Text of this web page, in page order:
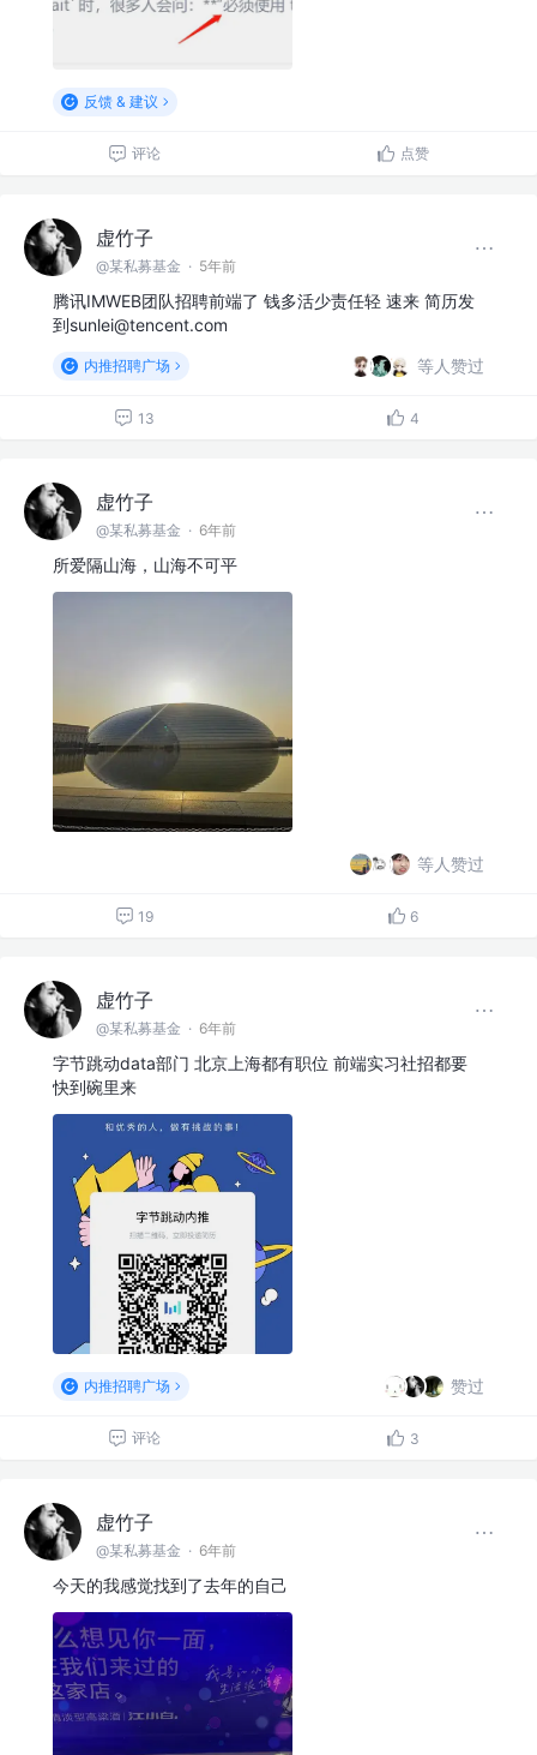
反馈 & 建议
评论 点赞
虚竹子
@某私募基金 · 5年前
腾讯IMWEB团队招聘前端了 钱多活少责任轻 速来 简历发
到sunlei@tencent.com
内推招聘广场 等人赞过
13 4
虚竹子
@某私募基金 · 6年前
所爱隔山海，山海不可平
等人赞过
19 6
虚竹子
@某私募基金 · 6年前
字节跳动data部门 北京上海都有职位 前端实习社招都要
快到碗里来
内推招聘广场 赞过
评论 3
虚竹子
@某私募基金 · 6年前
今天的我感觉找到了去年的自己